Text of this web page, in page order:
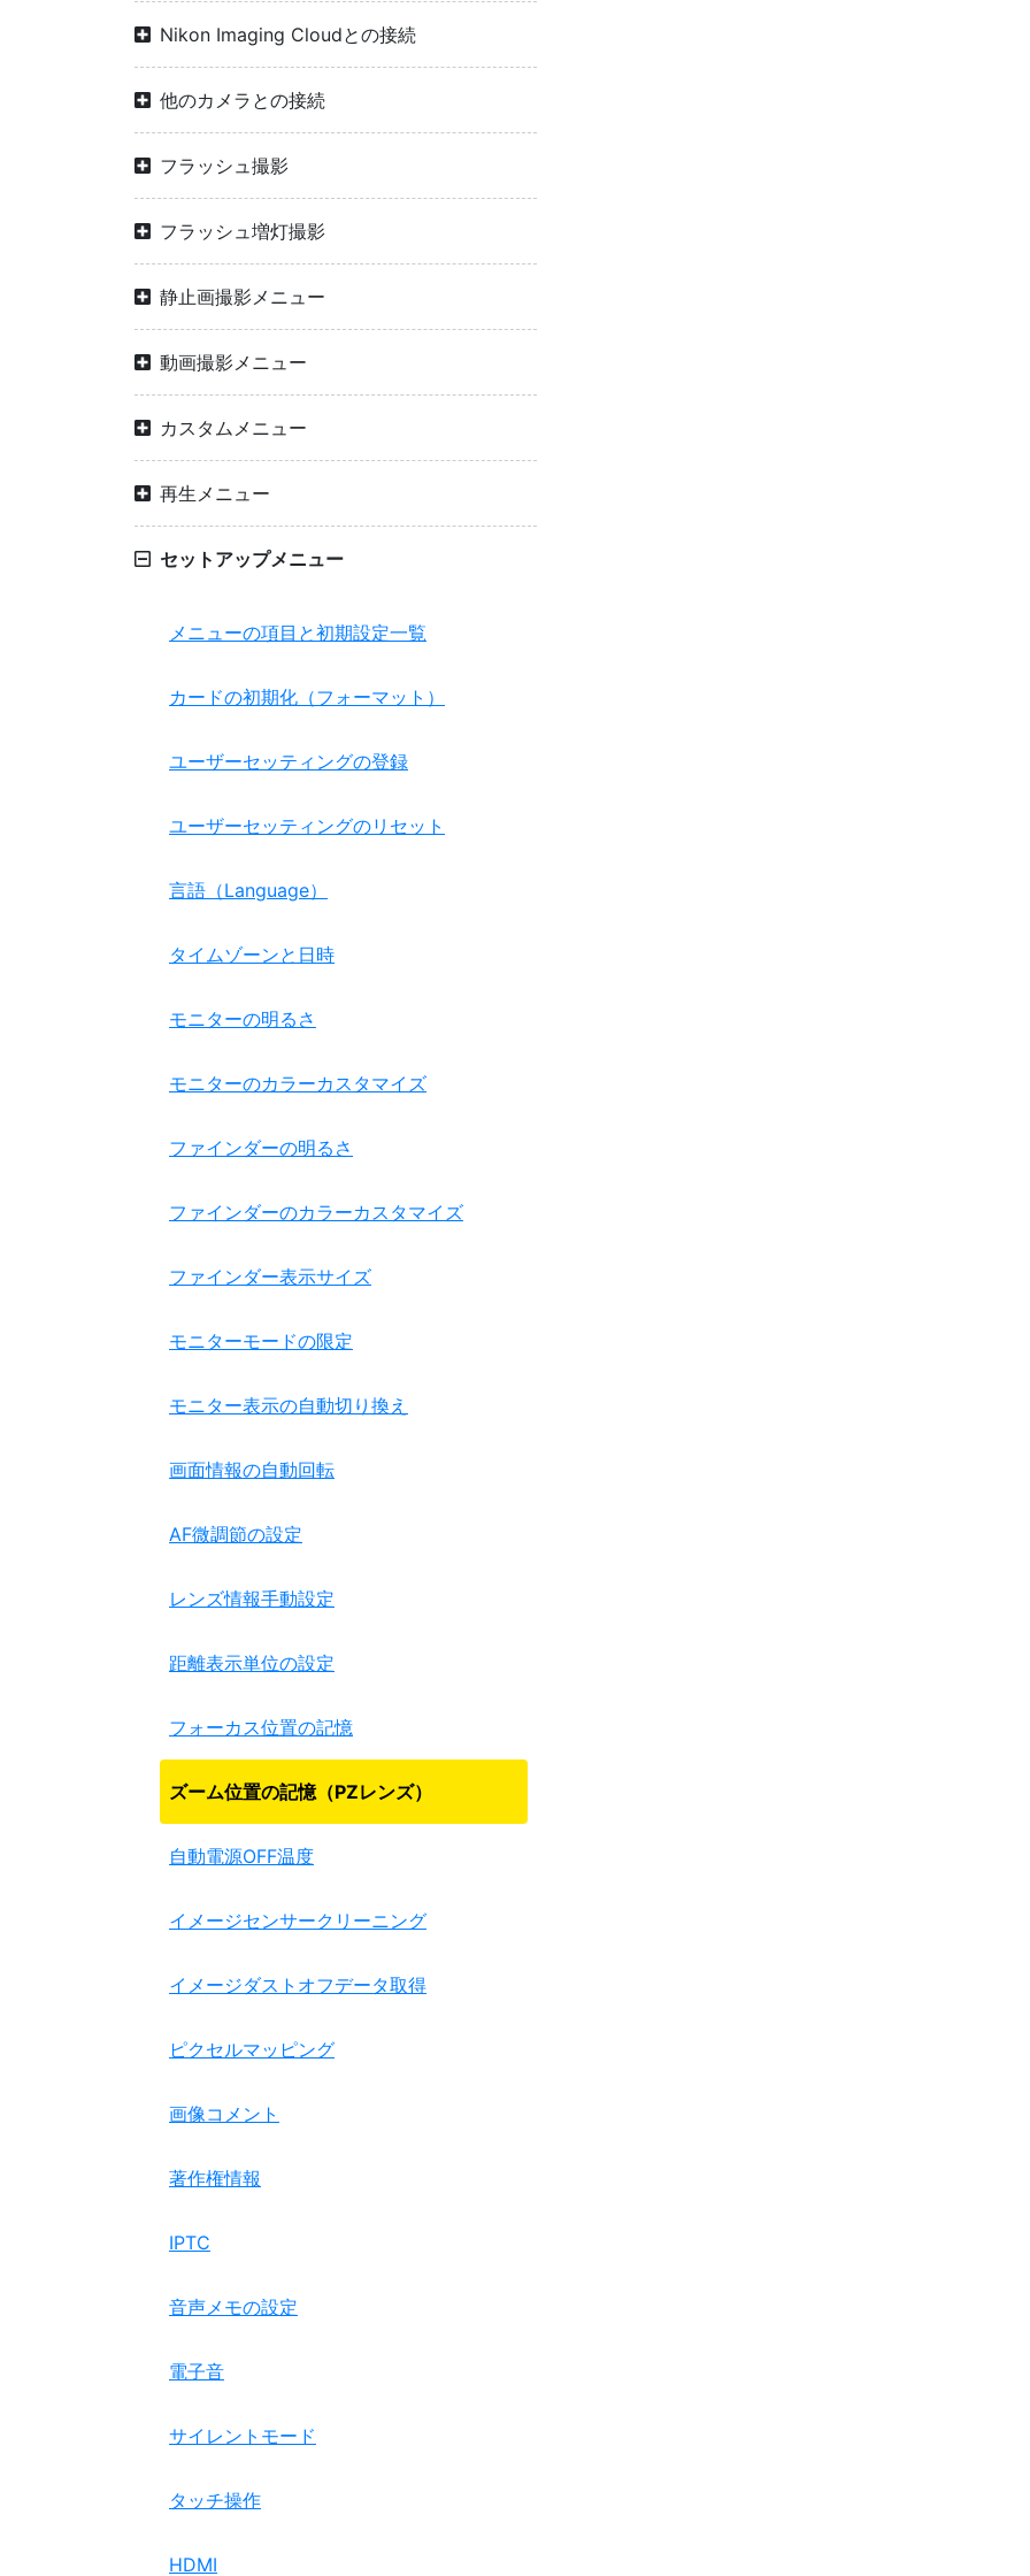
Nikon Imaging Cloudとの接続
他のカメラとの接続
フラッシュ撮影
フラッシュ増灯撮影
静止画撮影メニュー
動画撮影メニュー
カスタムメニュー
再生メニュー
セットアップメニュー
メニューの項目と初期設定一覧
カードの初期化（フォーマット）
ユーザーセッティングの登録
ユーザーセッティングのリセット
言語（Language）
タイムゾーンと日時
モニターの明るさ
モニターのカラーカスタマイズ
ファインダーの明るさ
ファインダーのカラーカスタマイズ
ファインダー表示サイズ
モニターモードの限定
モニター表示の自動切り換え
画面情報の自動回転
AF微調節の設定
レンズ情報手動設定
距離表示単位の設定
フォーカス位置の記憶
ズーム位置の記憶（PZレンズ）
自動電源OFF温度
イメージセンサークリーニング
イメージダストオフデータ取得
ピクセルマッピング
画像コメント
著作権情報
IPTC
音声メモの設定
電子音
サイレントモード
タッチ操作
HDMI